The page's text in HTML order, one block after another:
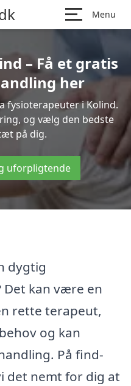
Menu
– Få et gratis
her
fysioterapeuter i Kolind.
og vælg den bedste
på dig.
uforpligtende
dygtig
Det kan være en
rette terapeut,
og kan
På find-
det nemt for dig at